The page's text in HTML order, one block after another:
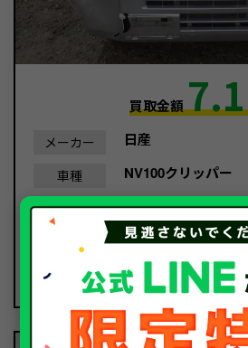
買取金額7.1
メーカー 日産
車種 NV100クリッパー
年式 平成28年/2016年
34,162Km
種別 事故車